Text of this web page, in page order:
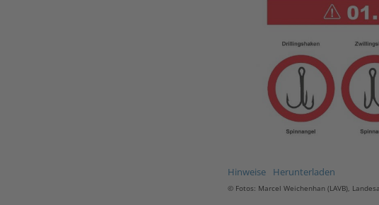
Hinweise Herunterladen
© Fotos: Marcel Weichenhan (LAVB),